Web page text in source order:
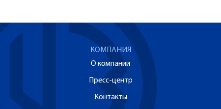
КОМПАНИЯ
О компании
Пресс-центр
Контакты